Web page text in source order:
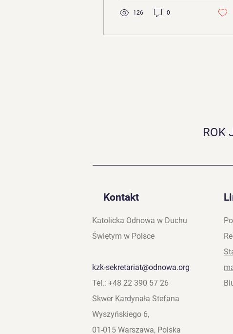
Miejsce: Dom
rekolekcyjny św. Jana
Łomży Termin: 9 -
126 0
ROK
Kontakt
Katolicka Odnowa w Duchu
Świętym w Polsce
kzk-sekretariat@odnowa.org
Tel.: +48 22 390 57 26
Skwer Kardynała Stefana
Wyszyńskiego 6,
01-015 Warszawa, Polska